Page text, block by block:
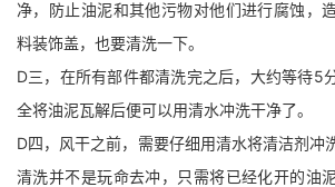
净，防止油泥和其他污物对他们进行腐蚀，
料装饰盖，也要清洗一下。
D三，在所有部件都清洗完之后，大约等待5
全将油泥瓦解后便可以用清水冲洗干净了。
D四，风干之前，需要仔细用清水将清洁剂冲
清洗并不是玩命去冲，只需将已经化开的油